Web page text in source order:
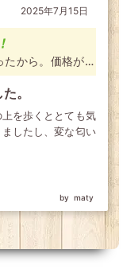
2025年7月15日
maty
から。価格が丁
。
を歩くととても気
したし、変な匂い